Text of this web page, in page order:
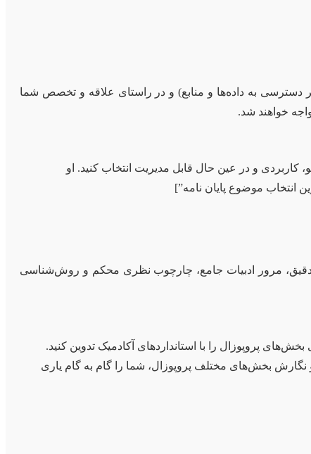
دسترسی به داده‌ها و منابع) و در راستای علاقه و تخصص شما
خواهند شد.
و در عین حال قابل مدیریت انتخاب کنید. او
انتخاب موضوع پایان نامه”]
دقیق، مرور ادبیات جامع، چارچوب نظری محکم و روش‌شناسی
پروپوزال را با استانداردهای آکادمیک تدوین کنید.
نگارش بخش‌های مختلف پروپوزال، شما را گام به گام یاری